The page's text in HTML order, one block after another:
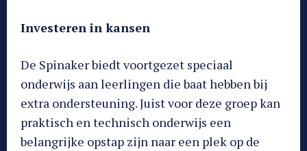
Investeren in kansen
De Spinaker biedt voortgezet speciaal
onderwijs aan leerlingen die baat hebben bij
extra ondersteuning. Juist voor deze groep kan
praktisch en technisch onderwijs een
belangrijke opstap zijn naar een plek op de